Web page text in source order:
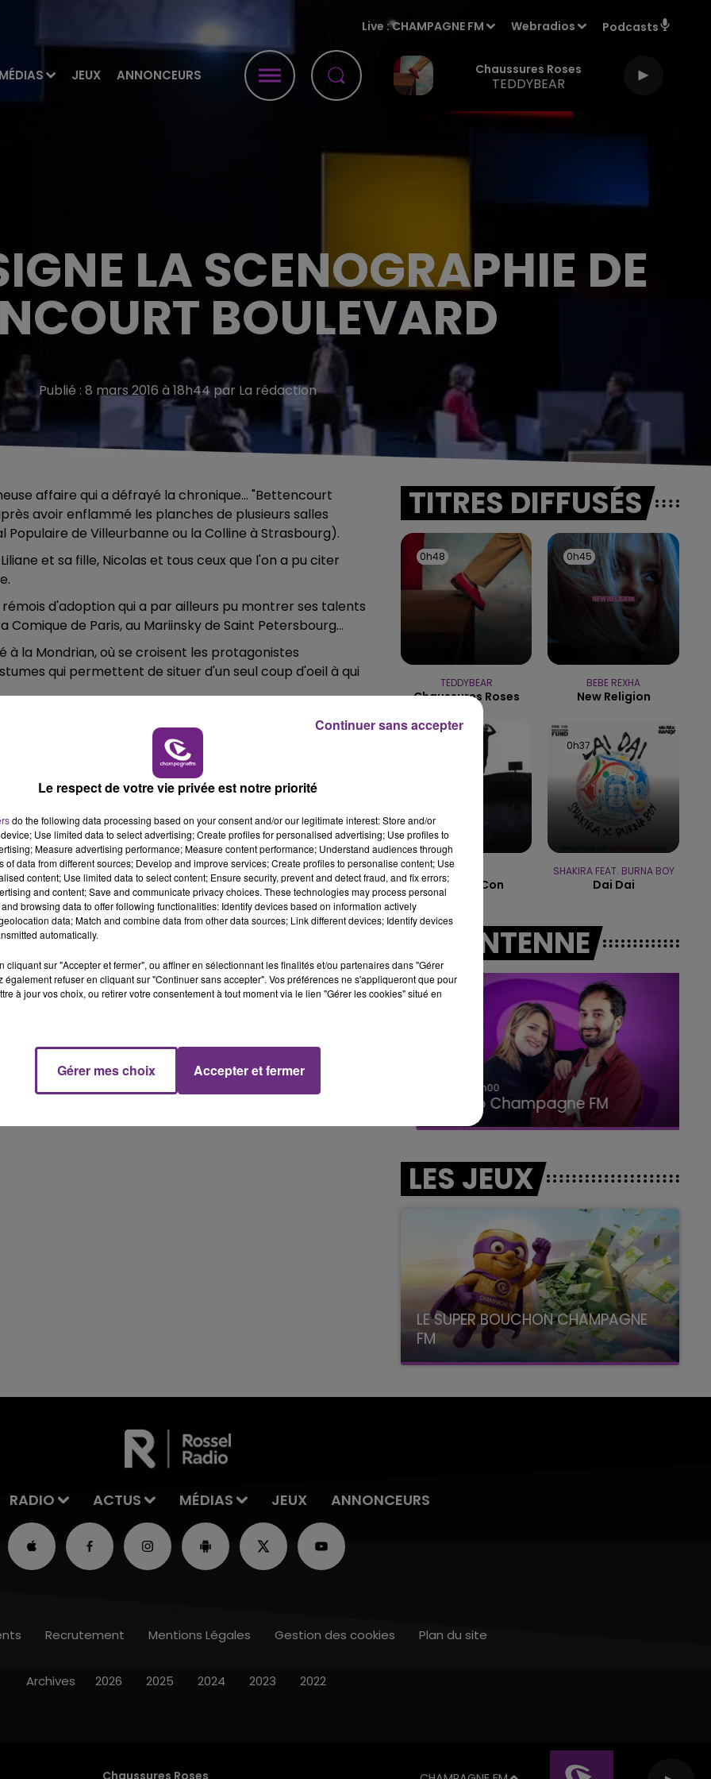
MÉDIAS JEUX ANNONCEURS
Live :CHAMPAGNE FM Webradios Podcasts
Chaussures Roses
TEDDYBEAR
LA FAMILLE
10h00 - 14h00
LE TICKET DE CAISSE
LA SCENOGRAPHIE DE
BOULEVARD
Publié : 8 mars 2016 à 18h44 par La rédaction
affaire qui a défrayé la chronique... "Bettencourt
avoir enflammé les planches de plusieurs salles
de Villeurbanne ou la Colline à Strasbourg).
et sa fille, Nicolas et tous ceux que l'on a pu citer
d'adoption qui a par ailleurs pu montrer ses talents
de Paris, au Mariinsky de Saint Petersbourg...
à la Mondrian, où se croisent les protagonistes
qui permettent de situer d'un seul coup d'oeil à qui
09 à 19h30, jeudi 10 à 19h30 et vendredi 11 à 20h30
L'INSPECTION DU TRAVAIL RAPPELLE À
L'ORDRE SUR LES CONDITIONS DE...
Alors que les dates de début des vendange
l'inspection du Travail en profite pour rappeler
les conditions de...
TITRES DIFFUSÉS
0h48
0h48
TEDDYBEAR
Chaussures Roses
0h45
0h45
BEBE REXHA
New Religion
Jeune Et Con
0h37
0h37
SHAKIRA FEAT. BURNA BOY
Dai Dai
A L'ANTENNE
15h00 - 19h00
Le Club Champagne FM
LES JEUX
LE SUPER BOUCHON CHAMPAGNE
FM
avec La Famille Champagne FM, à 8H10
RADIO ACTUS MÉDIAS JEUX ANNONCEURS
Chaussures Roses
Recrutement Mentions Légales Gestion des cookies Plan du site
Archives 2026 2025 2024 2023 2022
Le respect de votre vie privée est notre priorité
do the following data processing based on your consent and/or our legitimate interest: Store and/or
Use limited data to select advertising; Create profiles for personalised advertising; Use profiles to
Measure advertising performance; Measure content performance; Understand audiences through
of data from different sources; Develop and improve services; Create profiles to personalise content; Use
content; Use limited data to select content; Ensure security, prevent and detect fraud, and fix errors;
and content; Save and communicate privacy choices. These technologies may process personal
browsing data to offer following functionalities: Identify devices based on information actively
data; Match and combine data from other data sources; Link different devices; Identify devices
automatically.
cliquant sur "Accepter et fermer", ou affiner en sélectionnant les finalités et/ou partenaires dans "Gérer
également refuser en cliquant sur "Continuer sans accepter". Vos préférences ne s'appliqueront que pour
à jour vos choix, ou retirer votre consentement à tout moment via le lien "Gérer les cookies" situé en
Gérer mes choix Accepter et fermer
Continuer sans accepter